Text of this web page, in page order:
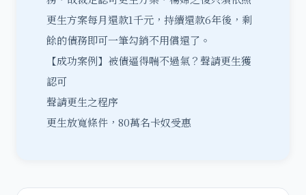
更生方案每月還款1千元，持續還款6年後，剩
餘的債務即可一筆勾銷不用償還了。
【成功案例】被債逼得喘不過氣？聲請更生獲
認可
聲請更生之程序
更生放寬條件，80萬名卡奴受惠